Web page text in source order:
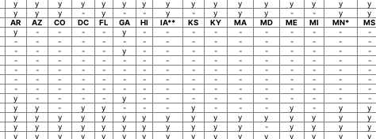
y y y y y y y y y y y y y y y y
y y y - y - - y - y y y - - y y
AR AZ CO DC FL GA HI IA** KS KY MA MD ME MI MN* MS
y - - - - y - - - - - - - - - -
- - - - - - - - - - - - - - - -
- - - - - y - - - - - - - - - -
- - - - - - - - - - - - - - - -
- - - - - - - - - - - - - - - -
- - - - - - - - - - - - - - - -
- - - - - - - - - - - - - - - -
y - - - - y - - - - - - - - - -
y y - y y - - - y - - - y - y y
y y y y y y y y y y y y y y y y
y y y y y y y y y y y - y y y y
y y y y y y y y y y y y y y y y